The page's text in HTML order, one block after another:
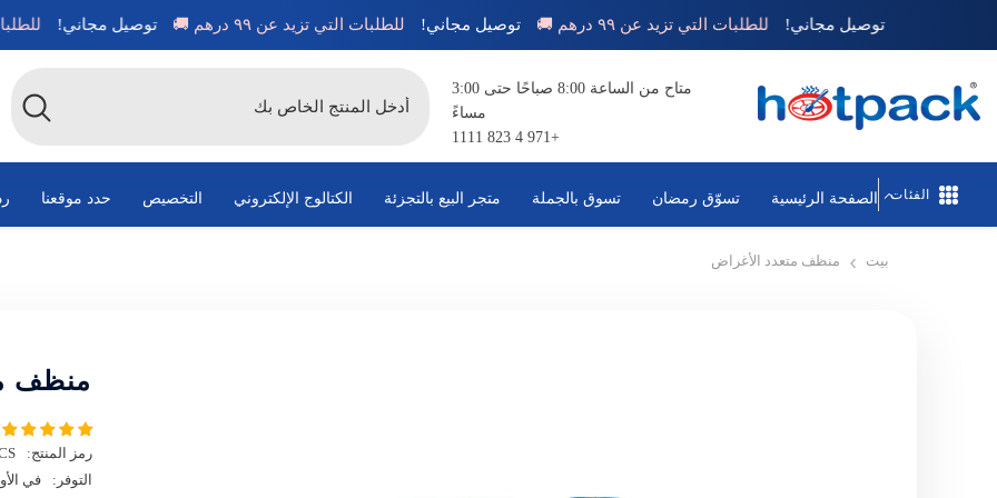
توصيل مجاني! للطلبات التي تزيد عن ٩٩ درهم 🚚 توصيل مجاني! للطلبات التي تزيد عن ٩٩ درهم 🚚 توصيل مجاني!
متاح من الساعة 8:00 صباحًا حتى 3:00
مساءً
+971 4 823 1111
الفئات الصفحة الرئيسية تسوّق رمضان تسوق بالجملة متجر البيع بالتجزئة الكتالوج الإلكتروني التخصيص حدد موقعنا
بيت منظف ​​متعدد الأغراض
منظف
رمز المنتج:
التوفر:
في